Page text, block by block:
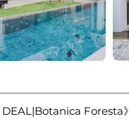
DEAL|Botanica Foresta》